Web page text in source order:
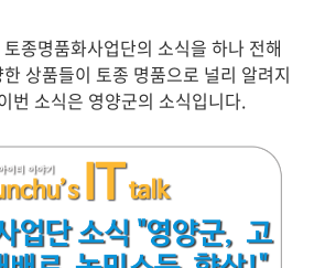
종명품화사업단의 소식을 하나 전해
상품들이 토종 명품으로 널리 알려지
번 소식은 영양군의 소식입니다.